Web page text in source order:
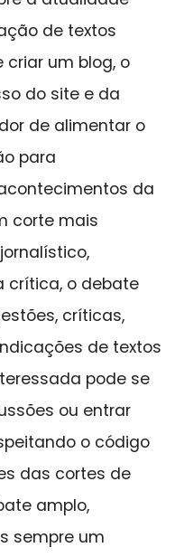
de textos
criar um blog, o
do site e da
de alimentar o
para
da
corte mais
crítica, o debate
críticas,
de textos
pode se
ou entrar
o código
das cortes de
amplo,
sempre um